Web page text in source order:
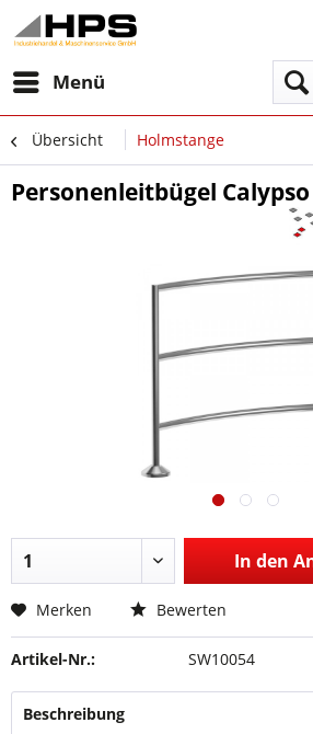
Menü
Übersicht Holmstange
Personenleitbügel
In den
Merken Bewerten
Artikel-Nr.: SW10054
Beschreibung